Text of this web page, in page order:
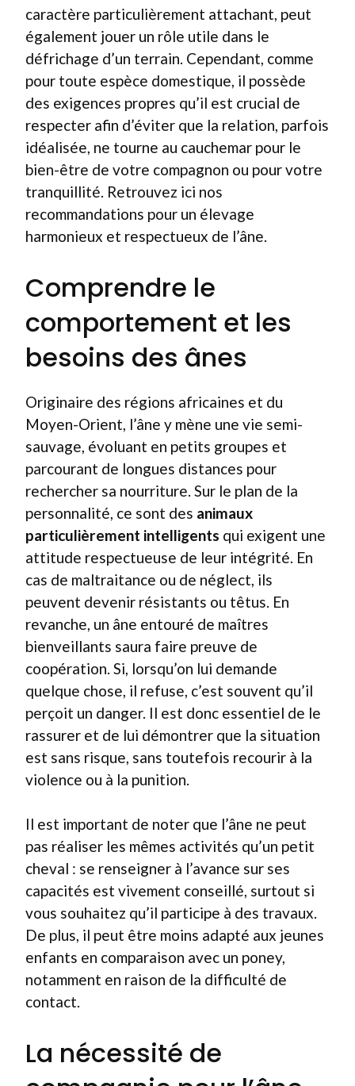
caractère particulièrement attachant, peut
également jouer un rôle utile dans le
défrichage d’un terrain. Cependant, comme
pour toute espèce domestique, il possède
des exigences propres qu’il est crucial de
respecter afin d’éviter que la relation, parfois
idéalisée, ne tourne au cauchemar pour le
bien-être de votre compagnon ou pour votre
tranquillité. Retrouvez ici nos
recommandations pour un élevage
harmonieux et respectueux de l’âne.
Comprendre le
comportement et les
besoins des ânes
Originaire des régions africaines et du
Moyen-Orient, l’âne y mène une vie semi-
sauvage, évoluant en petits groupes et
parcourant de longues distances pour
rechercher sa nourriture. Sur le plan de la
personnalité, ce sont des animaux
particulièrement intelligents qui exigent une
attitude respectueuse de leur intégrité. En
cas de maltraitance ou de néglect, ils
peuvent devenir résistants ou têtus. En
revanche, un âne entouré de maîtres
bienveillants saura faire preuve de
coopération. Si, lorsqu’on lui demande
quelque chose, il refuse, c’est souvent qu’il
perçoit un danger. Il est donc essentiel de le
rassurer et de lui démontrer que la situation
est sans risque, sans toutefois recourir à la
violence ou à la punition.
Il est important de noter que l’âne ne peut
pas réaliser les mêmes activités qu’un petit
cheval : se renseigner à l’avance sur ses
capacités est vivement conseillé, surtout si
vous souhaitez qu’il participe à des travaux.
De plus, il peut être moins adapté aux jeunes
enfants en comparaison avec un poney,
notamment en raison de la difficulté de
contact.
La nécessité de